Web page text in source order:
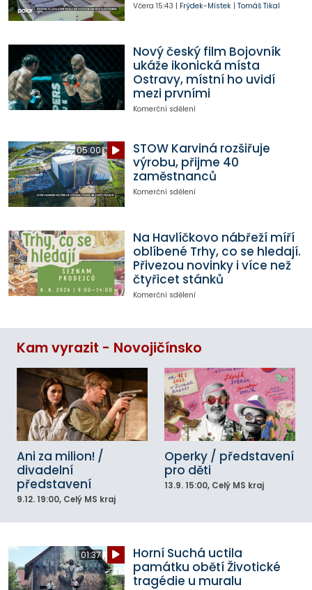
Včera 15:43 | Frýdek-Místek| Tomáš Tikal
Nový český film Bojovník
ukáže ikonická místa
Ostravy, místní ho uvidí
mezi prvními
Komerční sdělení
05:00
STOW Karviná rozšiřuje
výrobu, přijme 40
zaměstnanců
Komerční sdělení
Na Havlíčkovo nábřeží míří
oblíbené Trhy, co se hledají.
Přivezou novinky i více než
čtyřicet stánků
Komerční sdělení
Kam vyrazit - Novojičínsko
Ani za milion! /
divadelní
představení
9.12. 19:00, Celý MS kraj
Operky / představení
pro děti
13.9. 15:00, Celý MS kraj
01:37
Horní Suchá uctila
památku obětí Životické
tragédie u muralu